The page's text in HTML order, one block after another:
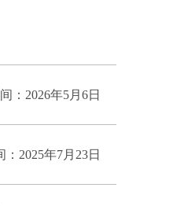
：2026年5月6日
：2025年7月23日